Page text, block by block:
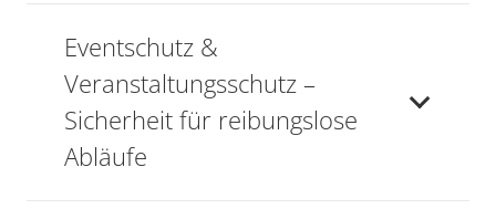
Eventschutz &
Veranstaltungsschutz –
Sicherheit für reibungslose
Abläufe